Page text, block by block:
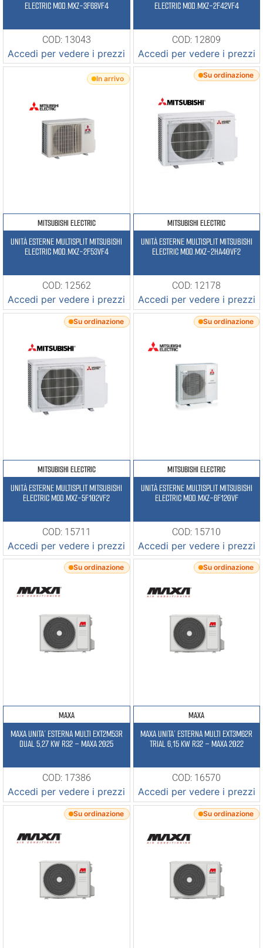
ELECTRIC MOD.MXZ-3F68VF4
COD: 13043
Accedi per vedere i prezzi
ELECTRIC MOD.MXZ-2F42VF4
COD: 12809
Accedi per vedere i prezzi
In arrivo
MITSUBISHI ELECTRIC
UNITÀ ESTERNE MULTISPLIT MITSUBISHI
ELECTRIC MOD.MXZ-2F53VF4
COD: 12562
Accedi per vedere i prezzi
Su ordinazione
MITSUBISHI ELECTRIC
UNITÀ ESTERNE MULTISPLIT MITSUBISHI
ELECTRIC MOD.MXZ-2HA40VF2
COD: 12178
Accedi per vedere i prezzi
Su ordinazione
MITSUBISHI ELECTRIC
UNITÀ ESTERNE MULTISPLIT MITSUBISHI
ELECTRIC MOD.MXZ-5F102VF2
COD: 15711
Accedi per vedere i prezzi
Su ordinazione
MITSUBISHI ELECTRIC
UNITÀ ESTERNE MULTISPLIT MITSUBISHI
ELECTRIC MOD.MXZ-6F120VF
COD: 15710
Accedi per vedere i prezzi
Su ordinazione
MAXA
MAXA UNITA’ ESTERNA MULTI EXT2M53R
DUAL 5,27 KW R32 – MAXA 2025
COD: 17386
Accedi per vedere i prezzi
Su ordinazione
MAXA
MAXA UNITA’ ESTERNA MULTI EXT3M62R
TRIAL 6,15 KW R32 – MAXA 2022
COD: 16570
Accedi per vedere i prezzi
Su ordinazione Su ordinazione